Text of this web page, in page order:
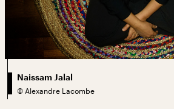
Naissam Jalal
© Alexandre Lacombe